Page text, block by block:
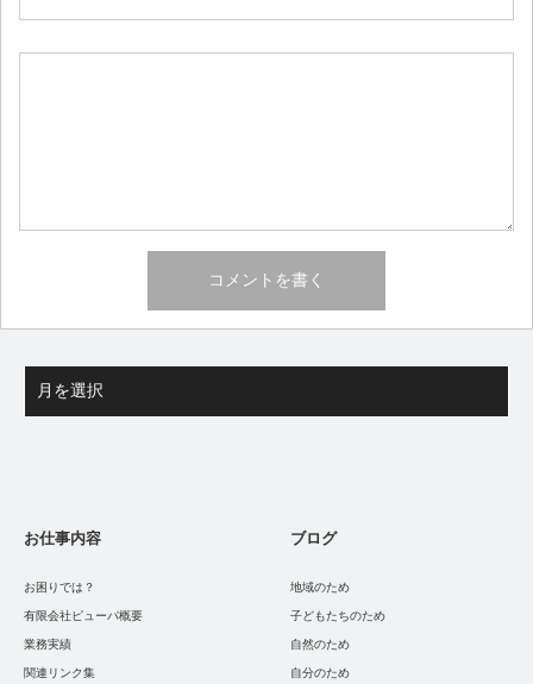
お仕事内容
お困りでは？
有限会社ピューパ概要
業務実績
関連リンク集
ブログ
地域のため
子どもたちのため
自然のため
自分のため